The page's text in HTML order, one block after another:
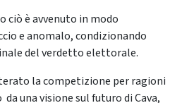
ciò è avvenuto in modo
e anomalo, condizionando
del verdetto elettorale.
la competizione per ragioni
una visione sul futuro di Cava,